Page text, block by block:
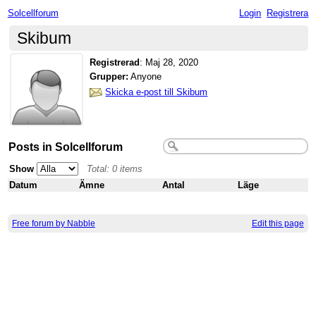
Solcellforum Login Registrera
Skibum
Registrerad : Maj 28, 2020
Grupper: Anyone
Skicka e-post till Skibum
Posts in Solcellforum
Show
Total: 0 items
Datum
Ämne Antal Läge
Free forum by Nabble Edit this page